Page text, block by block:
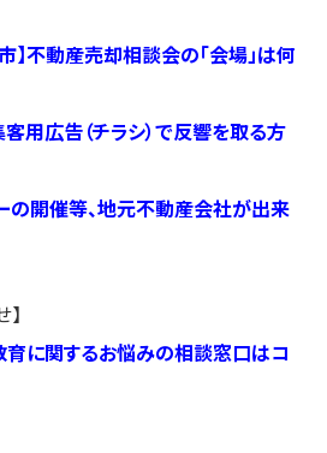
】不動産売却相談会の「会場」は何
用広告（チラシ）で反響を取る方
の開催等、地元不動産会社が出来
育に関するお悩みの相談窓口はコ